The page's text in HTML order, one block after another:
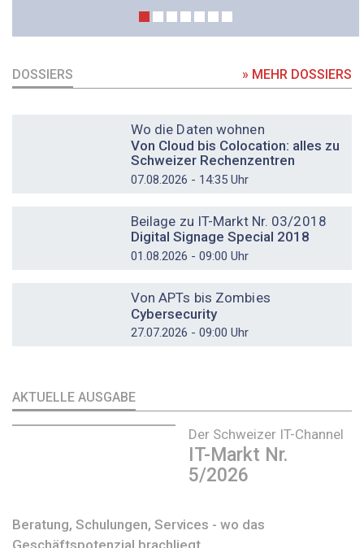
DOSSIERS » MEHR DOSSIERS
Wo die Daten wohnen
Von Cloud bis Colocation: alles zu
Schweizer Rechenzentren
07.08.2026 - 14:35 Uhr
Beilage zu IT-Markt Nr. 03/2018
Digital Signage Special 2018
01.08.2026 - 09:00 Uhr
Von APTs bis Zombies
Cybersecurity
27.07.2026 - 09:00 Uhr
AKTUELLE AUSGABE
Der Schweizer IT-Channel
IT-Markt Nr.
5/2026
Beratung, Schulungen, Services - wo das